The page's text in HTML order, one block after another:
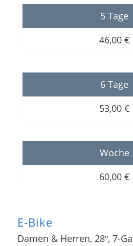
5 Tage
46,00 €
6 Tage
53,00 €
Woche
60,00 €
E-Bike
Damen & Herren, 28″, 7-